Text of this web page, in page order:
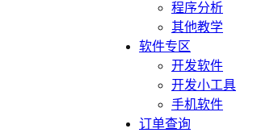
程序分析
其他教学
软件专区
开发软件
开发小工具
手机软件
订单查询